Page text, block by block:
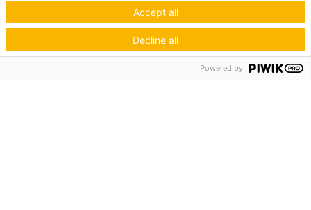
Accept all
Decline all
Powered by